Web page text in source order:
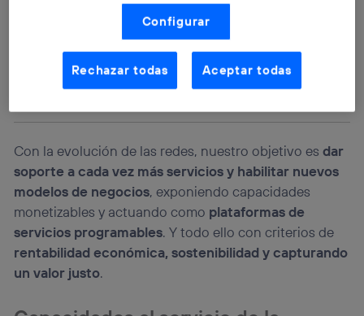
Con la evolución de las redes, nuestro objetivo esdar
soporte a cada vez más servicios y habilitar nuevos
modelos de negocios, exponiendo capacidades
monetizables y actuando como plataformas de
servicios programables. Y todo ello con criterios de
rentabilidad económica, sostenibilidad y capturando
un valor justo.
Nosotros, Telefónica S.A., utilizamos la tecnología Utiq para
realizar nuestras acciones de marketing digital o análisis
(como se describe en este aviso de consentimiento)
basadas en tu navegación en nuestra(s) web(s)
aquí (solo cuando utilizas una conexión a
internet habilitada , proporcionada por una de las
operadoras de telefonía participantes, y otorgas tu
La tecnología Utiq está diseñada con la privacidad como
prioridad ofreciéndote elección y control.
La tecnología utiliza un identificador cifrado creado por tu
operadora de telefonía, utilizando tu dirección IP y otra
información de la cuenta de cliente de
telecomunicaciones vinculada a la conexión que utilizas
(p. ej., número de teléfono móvil).
Este identificador se asigna a la conexión de internet, por
lo que cualquier persona que conecte su dispositivo y
consienta el uso de la tecnología recibirá el mismo
Configurar
Rechazar todas Aceptar todas